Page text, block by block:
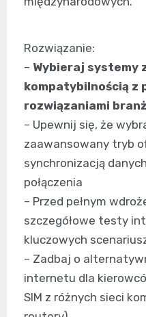
Rozwiązanie:
– Wybieraj systemy
kompatybilnością z
rozwiązaniami
– Upewnij się, że
zaawansowany tryb
synchronizacją
połączenia
– Przed pełnym
szczegółowe testy
kluczowych
– Zadbaj o
internetu dla
SIM z różnych sieci